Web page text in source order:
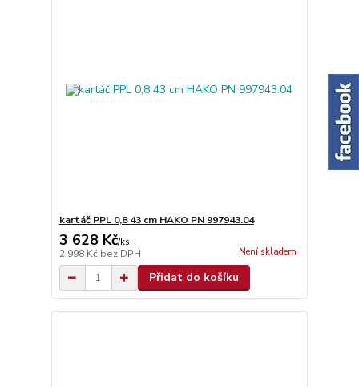
kartáč PPL 0,8 43 cm HAKO PN 997943.04
3 628 Kč/ks
2 998 Kč bez DPH Není skladem
Přidat do košíku